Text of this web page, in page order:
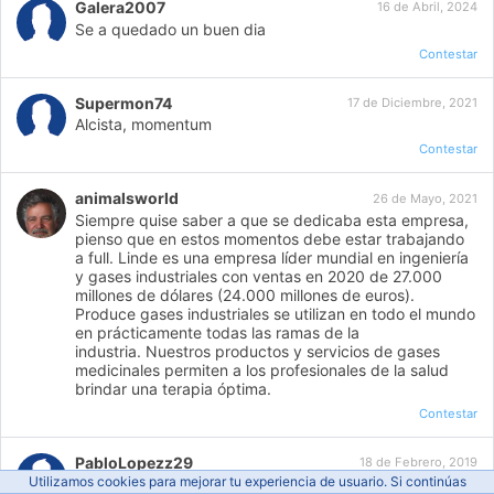
Galera2007 16 de Abril, 2024
Se a quedado un buen dia
Contestar
Supermon74 17 de Diciembre, 2021
Alcista, momentum
Contestar
animalsworld 26 de Mayo, 2021
Siempre quise saber a que se dedicaba esta empresa,
pienso que en estos momentos debe estar trabajando
a full. Linde es una empresa líder mundial en ingeniería
y gases industriales con ventas en 2020 de 27.000
millones de dólares (24.000 millones de euros).
Produce gases industriales se utilizan en todo el mundo
en prácticamente todas las ramas de la
industria. Nuestros productos y servicios de gases
medicinales permiten a los profesionales de la salud
brindar una terapia óptima.
Contestar
PabloLopezz29 18 de Febrero, 2019
Demasiado rota, he triplicado mi capital inicial, en la
Utilizamos cookies para mejorar tu experiencia de usuario. Si continúas